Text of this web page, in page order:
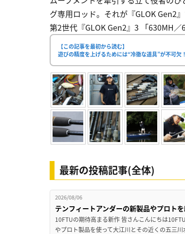
グ専用ロッド。それが『GLOK Gen2
第2世代『GLOK Gen2』3 「630MH
【この記事を最初から読む】
遊びの精度を上げるためには“冷徹な道具”が不可欠
最新の投稿記事(全体)
2026/08/06
テンフィートアンダーの新製品やプロト
10FTUの期待高まる新作 皆さんこんにちは
やプロト製品を使って大江川とその近くの五三